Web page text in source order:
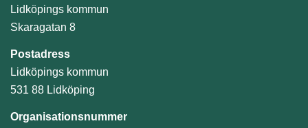
Lidköpings kommun
Skaragatan 8
Postadress
Lidköpings kommun
531 88 Lidköping
Organisationsnummer